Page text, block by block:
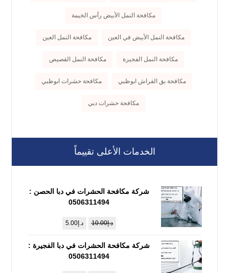
مكافحة النمل الأبيض رأس الخيمة
مكافحة النمل الأبيض في العين مكافحة النمل العين
مكافحة النمل الفجيرة مكافحة النمل القصيص
مكافحة بق الفراش ابوظبي مكافحة حشرات ابوظبي
مكافحة حشرات دبي
الخدمات الأعلى تقييماً
شركة مكافحة الحشرات في دبا الحصن :
0506311494
د.إ10.00 د.إ5.00
شركة مكافحة الحشرات في دبا الفجيرة :
0506311494